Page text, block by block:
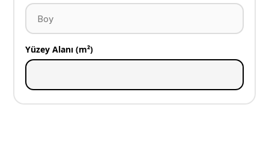
Yüzey Alanı (m²)